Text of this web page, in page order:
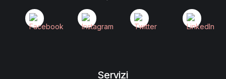
Servizi